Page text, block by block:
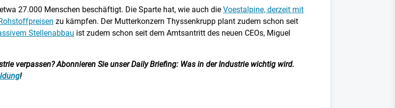
27.000 Menschen beschäftigt. Die Sparte hat, wie auch die Voestalpine, derzeit mit
zu kämpfen. Der Mutterkonzern Thyssenkrupp plant zudem schon seit
Stellenabbau ist zudem schon seit dem Amtsantritt des neuen CEOs, Miguel
verpassen? Abonnieren Sie unser Daily Briefing: Was in der Industrie wichtig wird.
!